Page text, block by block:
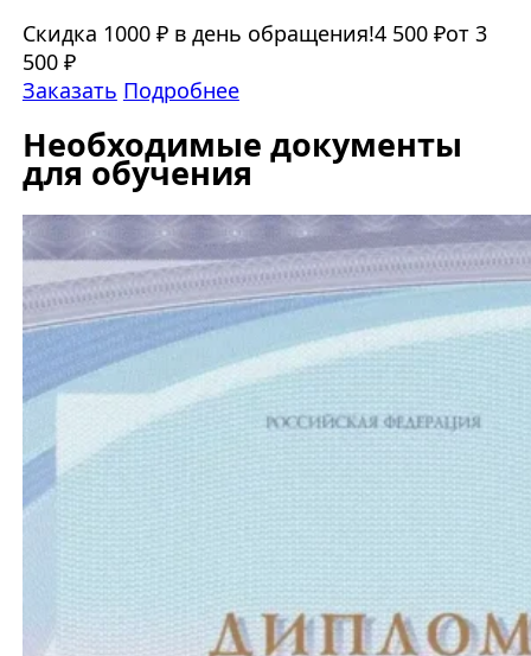
Скидка 1000 ₽ в день обращения!4 500 ₽от 3
500 ₽
Заказать Подробнее
Необходимые документы
для обучения